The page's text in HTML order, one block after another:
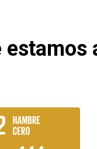
estamos